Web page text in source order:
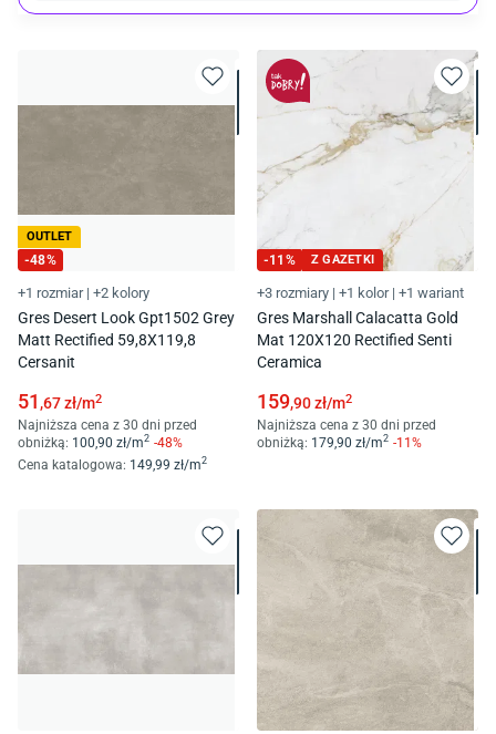
OUTLET
-48%
+1 rozmiar | +2 kolory
Gres Desert Look Gpt1502 Grey
Matt Rectified 59,8X119,8
Cersanit
51 ,67zł/m2
Najniższa cena z 30 dni przed
obniżką: 100 ,90 zł/m2 -48%
Cena katalogowa: 149 ,99 zł/m2
-11 % Z GAZETKI
+3 rozmiary | +1 kolor | +1 wariant
Gres Marshall Calacatta Gold
Mat 120X120 Rectified Senti
Ceramica
159,90zł/m2
Najniższa cena z 30 dni przed
obniżką: 179 ,90 zł/m2 -11%